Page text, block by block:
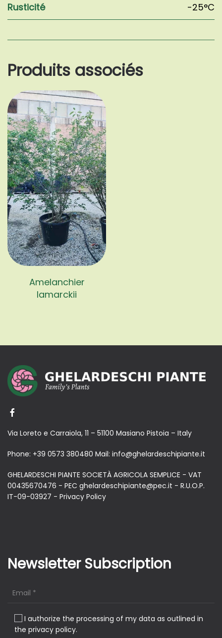
Rusticité
-25°C
Produits associés
Amelanchier
lamarckii
Via Loreto e Carraiola, 11 – 51100 Masiano Pistoia – Italy
Phone: +39 0573 380480 Mail: info@ghelardeschipiante.it
GHELARDESCHI PIANTE SOCIETÀ AGRICOLA SEMPLICE - VAT
00435670476 - PEC ghelardeschipiante@pec.it - R.U.O.P.
IT-09-03927 - Privacy Policy
Newsletter Subscription
I authorize the processing of my data as outlined in
the privacy policy.